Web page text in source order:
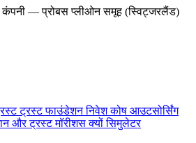
कंपनी — प्रोबस प्लीओन समूह (स्विट्जरलैंड)
ट्रस्टफाउंडेशननिवेश कोष आउटसोर्सिंग
और ट्रस्टमॉरीशस क्योंसिमुलेटर